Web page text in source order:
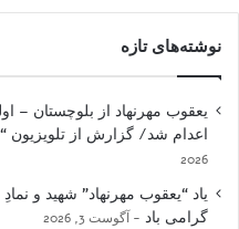
نوشته‌های تازه
یعقوب مهرنهاد از بلوچستان –
اعدام شد/ گزارش از تلویزیون
2026
یاد “یعقوب مهرنهاد” شهید و
گرامی باد
آگوست 3, 2026